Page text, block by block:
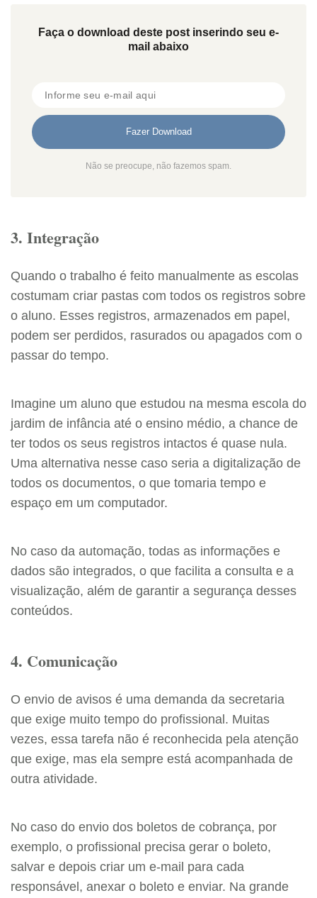
Faça o download deste post inserindo seu e-
mail abaixo
Não se preocupe, não fazemos spam.
3. Integração
Quando o trabalho é feito manualmente as escolas
costumam criar pastas com todos os registros sobre
o aluno. Esses registros, armazenados em papel,
podem ser perdidos, rasurados ou apagados com o
passar do tempo.
Imagine um aluno que estudou na mesma escola do
jardim de infância até o ensino médio, a chance de
ter todos os seus registros intactos é quase nula.
Uma alternativa nesse caso seria a digitalização de
todos os documentos, o que tomaria tempo e
espaço em um computador.
No caso da automação, todas as informações e
dados são integrados, o que facilita a consulta e a
visualização, além de garantir a segurança desses
conteúdos.
4. Comunicação
O envio de avisos é uma demanda da secretaria
que exige muito tempo do profissional. Muitas
vezes, essa tarefa não é reconhecida pela atenção
que exige, mas ela sempre está acompanhada de
outra atividade.
No caso do envio dos boletos de cobrança, por
exemplo, o profissional precisa gerar o boleto,
salvar e depois criar um e-mail para cada
responsável, anexar o boleto e enviar. Na grande